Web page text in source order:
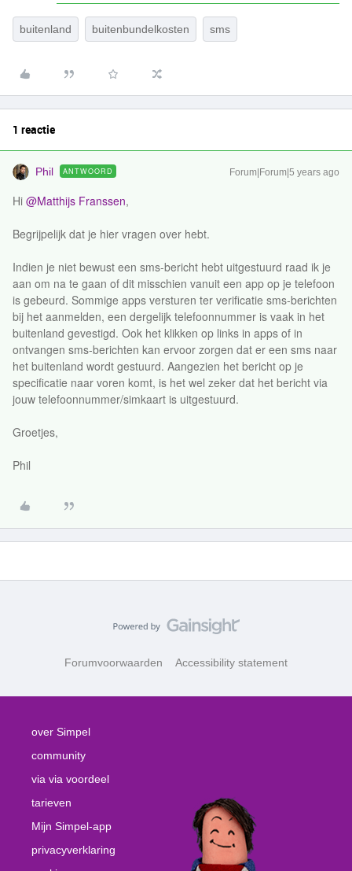
buitenland buitenbundelkosten sms
1 reactie
Phil ANTWOORD Forum|Forum|5 years ago
Hi @Matthijs Franssen,
Begrijpelijk dat je hier vragen over hebt.
Indien je niet bewust een sms-bericht hebt uitgestuurd raad ik je
aan om na te gaan of dit misschien vanuit een app op je telefoon
is gebeurd. Sommige apps versturen ter verificatie sms-berichten
bij het aanmelden, een dergelijk telefoonnummer is vaak in het
buitenland gevestigd. Ook het klikken op links in apps of in
ontvangen sms-berichten kan ervoor zorgen dat er een sms naar
het buitenland wordt gestuurd. Aangezien het bericht op je
specificatie naar voren komt, is het wel zeker dat het bericht via
jouw telefoonnummer/simkaart is uitgestuurd.
Groetjes,
Phil
Forumvoorwaarden Accessibility statement
over Simpel
community
via via voordeel
tarieven
Mijn Simpel-app
privacyverklaring